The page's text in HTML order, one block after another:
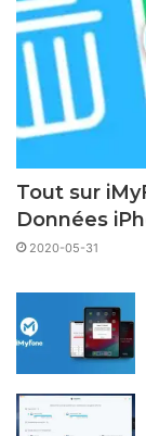
Tout sur
Données
2020-05-31